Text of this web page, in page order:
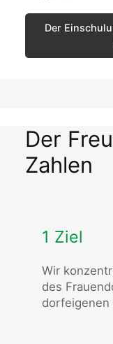
Der
Der
Zahlen
1 Ziel
Wir
des
dorfeigenen